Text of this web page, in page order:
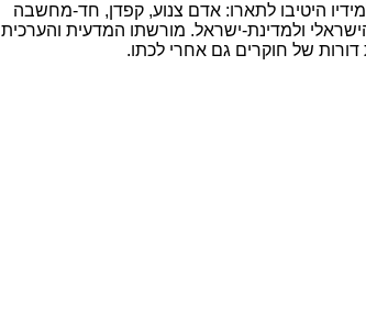
היטיבו לתארו: אדם צנוע, קפדן, חד-מחשבה
ולמדינת-ישראל. מורשתו המדעית והערכית
דורות של חוקרים גם אחרי לכתו.